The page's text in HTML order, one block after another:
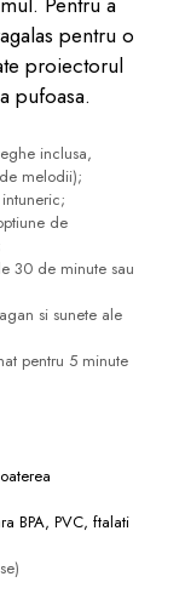
pentru o
proiectorul
pufoasa.
inclusa,
melodii);
de
30 de minute sau
si sunete ale
pentru 5 minute
BPA, PVC, ftalati